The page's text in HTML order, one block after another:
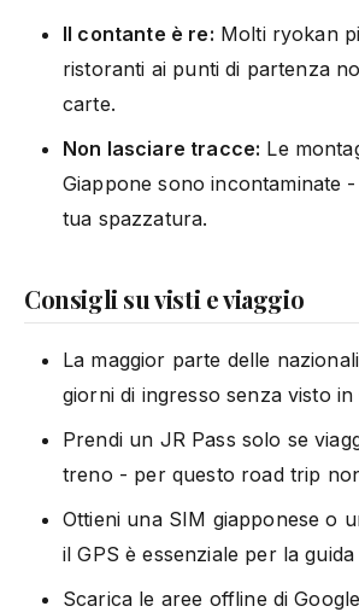
Il contante è re: Molti ryokan
ristoranti ai punti di partenza
carte.
Non lasciare tracce: Le
Giappone sono incontaminate
tua spazzatura.
Consigli su visti e viaggio
La maggior parte delle
giorni di ingresso senza visto in
Prendi un JR Pass solo se
treno - per questo road trip
Ottieni una SIM giapponese o
il GPS è essenziale per la
Scarica le aree offline di